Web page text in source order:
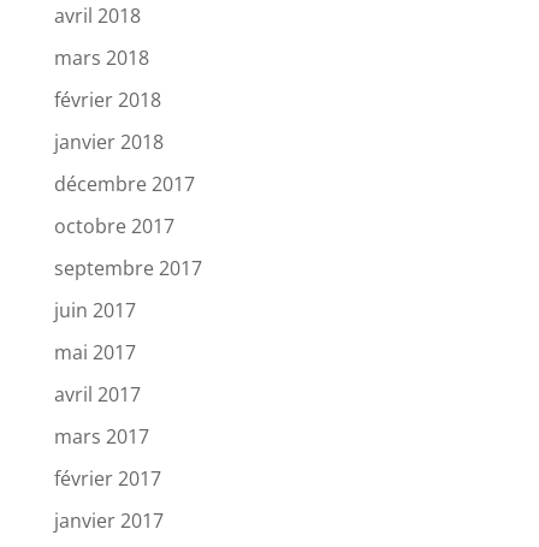
avril 2018
mars 2018
février 2018
janvier 2018
décembre 2017
octobre 2017
septembre 2017
juin 2017
mai 2017
avril 2017
mars 2017
février 2017
janvier 2017